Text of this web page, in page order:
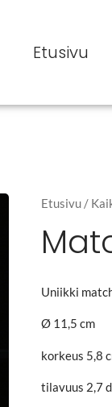
Etusivu
Etusivu /
Uniikki
Ø 11,5 cm
korkeus 5,8
tilavuus 2,7